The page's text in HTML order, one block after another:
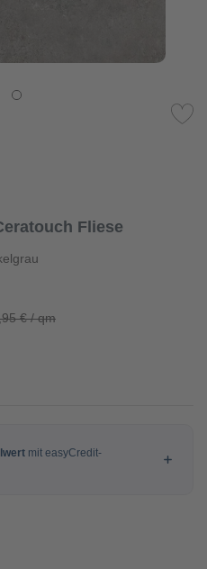
Fliese
€ / qm